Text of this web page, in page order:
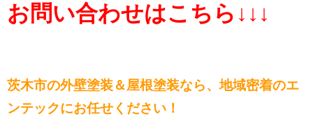
お問い合わせはこちら↓↓↓
茨木市の外壁塗装＆屋根塗装なら、地域密着のエ
ンテックにお任せください！